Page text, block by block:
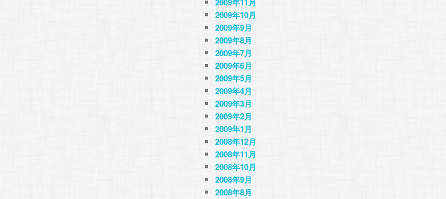
2009年10月
2009年9月
2009年8月
2009年7月
2009年6月
2009年5月
2009年4月
2009年3月
2009年2月
2009年1月
2008年12月
2008年11月
2008年10月
2008年9月
2008年8月